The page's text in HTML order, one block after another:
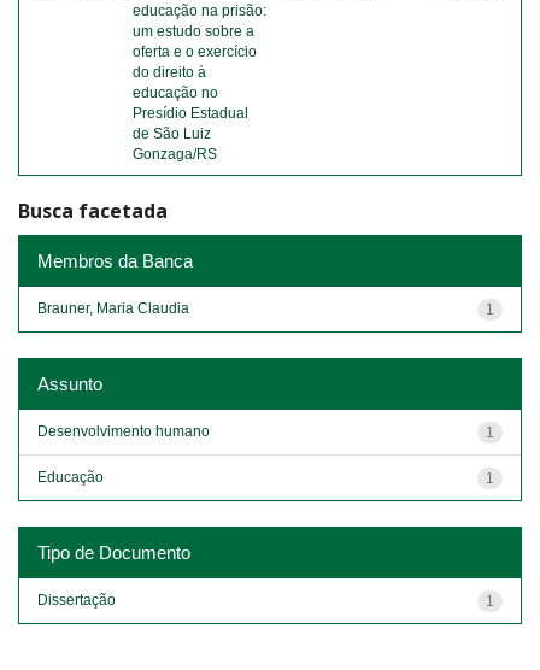
educação na prisão:
um estudo sobre a
oferta e o exercício
do direito à
educação no
Presídio Estadual
de São Luiz
Gonzaga/RS
Busca facetada
Membros da Banca
1
Brauner, Maria Claudia
Assunto
1
Desenvolvimento humano
1
Educação
Tipo de Documento
1
Dissertação